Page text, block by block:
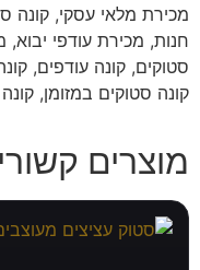
מכירת מלאי עסקי, קונה
חנות, מכירת עודפי יבוא,
סטוקים, קונה עודפים,
קונה סטוקים במזומן,
מוצרים